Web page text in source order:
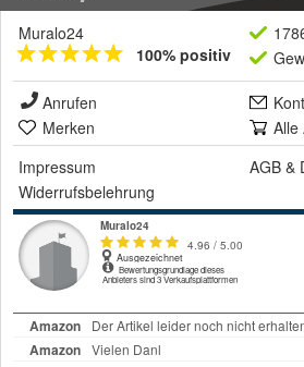
Muralo24
100% positiv
Anrufen
Merken
Alle
Impressum
AGB &
Widerrufsbelehrung